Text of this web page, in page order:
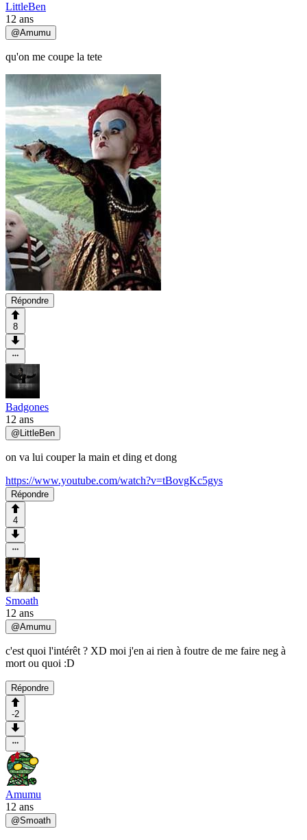
LittleBen
12 ans
@Amumu
qu'on me coupe la tete
Répondre
8
Badgones
12 ans
@ LittleBen
on va lui couper la main et ding et dong
https://www.youtube.com/watch?v=tBovgKc5gys
Répondre
4
Smoath
12 ans
@Amumu
c'est quoi l'intérêt ? XD moi j'en ai rien à foutre de me faire neg à
mort ou quoi :D
Répondre
-2
Amumu
12 ans
@Smoath